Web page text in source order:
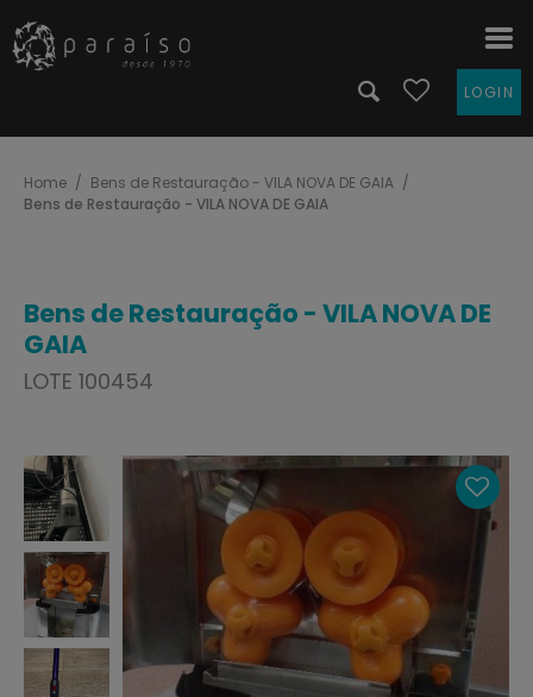
LOGIN
Home
Bens de Restauração - VILA NOVA DE GAIA
Bens de Restauração - VILA NOVA DE GAIA
Bens de Restauração - VILA NOVA DE
GAIA
LOTE 100454